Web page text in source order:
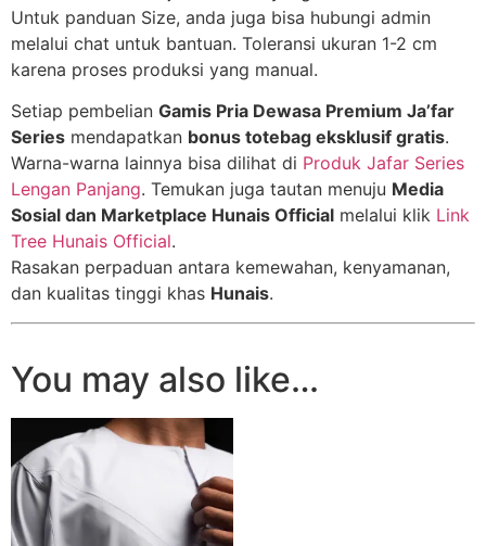
Untuk panduan Size, anda juga bisa hubungi admin
melalui chat untuk bantuan. Toleransi ukuran 1-2 cm
karena proses produksi yang manual.
Setiap pembelian Gamis Pria Dewasa Premium Ja’far
Series mendapatkan bonus totebag eksklusif gratis.
Warna-warna lainnya bisa dilihat di Produk Jafar Series
Lengan Panjang. Temukan juga tautan menuju Media
Sosial dan Marketplace Hunais Official melalui klik Link
Tree Hunais Official.
Rasakan perpaduan antara kemewahan, kenyamanan,
dan kualitas tinggi khas Hunais.
You may also like…